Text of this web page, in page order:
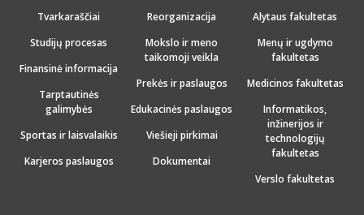
Tvarkaraščiai
Studijų procesas
Finansinė informacija
Tarptautinės
galimybės
Sportas ir laisvalaikis
Karjeros paslaugos
Reorganizacija
Mokslo ir meno
taikomoji veikla
Prekės ir paslaugos
Edukacinės paslaugos
Viešieji pirkimai
Dokumentai
Alytaus fakultetas
Menų ir ugdymo
fakultetas
Medicinos fakultetas
Informatikos,
inžinerijos ir
technologijų
fakultetas
Verslo fakultetas